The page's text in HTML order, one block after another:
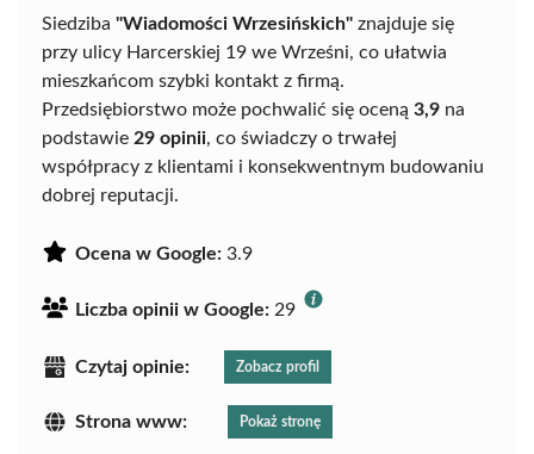
Siedziba "Wiadomości Wrzesińskich" znajduje się
przy ulicy Harcerskiej 19 we Wrześni, co ułatwia
mieszkańcom szybki kontakt z firmą.
Przedsiębiorstwo może pochwalić się oceną 3,9 na
podstawie 29 opinii, co świadczy o trwałej
współpracy z klientami i konsekwentnym budowaniu
dobrej reputacji.
Ocena w Google: 3.9
Liczba opinii w Google: 29
Czytaj opinie: Zobacz profil
Strona www: Pokaż stronę